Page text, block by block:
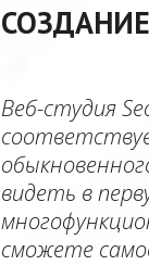
Веб-студия
видеть в
сможете